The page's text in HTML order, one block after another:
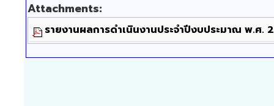
Attachments:
รายงานผลการดำเนินงานประจำปีงบประมาณ พ.ศ.